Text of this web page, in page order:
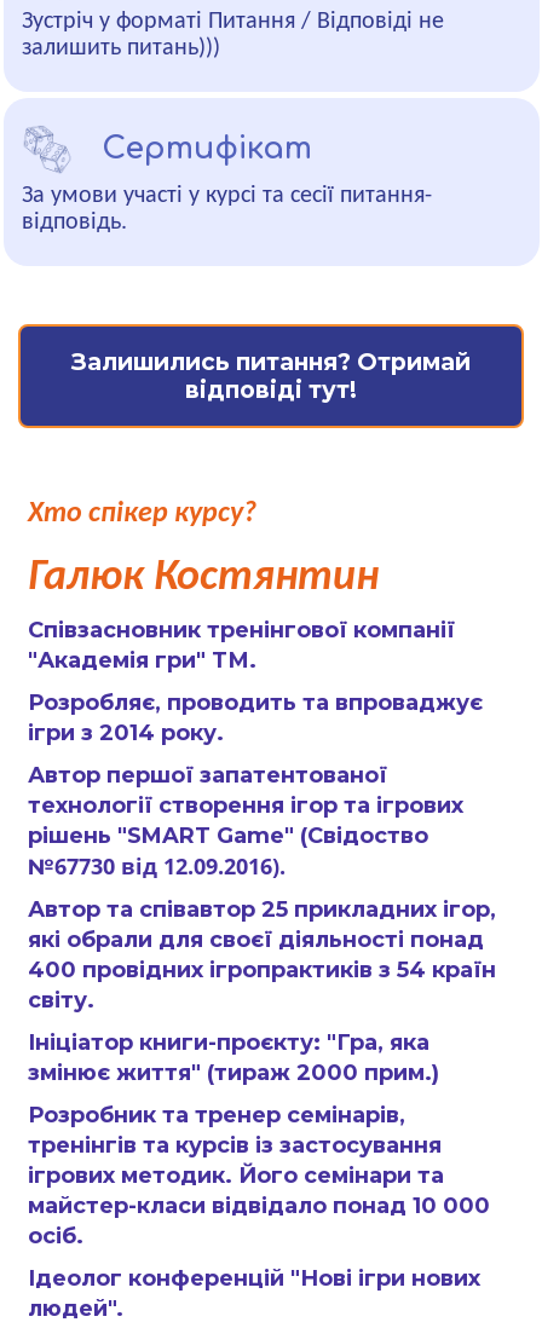
Зустріч у форматі Питання / Відповіді не
залишить питань)))
Сертифікат
За умови участі у курсі та сесії питання-
відповідь.
Залишились питання? Отримай
відповіді тут!
Хто спікер курсу?
Галюк Костянтин
Співзасновник тренінгової компанії
"Академія гри" ТМ.
Розробляє, проводить та впроваджує
ігри з 2014 року.
Автор першої запатентованої
технології створення ігор та ігрових
рішень "SMART Game" (Свідоство
№67730 від 12.09.2016).
Автор та співавтор 25 прикладних ігор,
які обрали для своєї діяльності понад
400 провідних ігропрактиків з 54 країн
світу.
Ініціатор книги-проєкту: "Гра, яка
змінює життя" (тираж 2000 прим.)
Розробник та тренер семінарів,
тренінгів та курсів із застосування
ігрових методик. Його семінари та
майстер-класи відвідало понад 10 000
осіб.
Ідеолог конференцій "Нові ігри нових
людей".